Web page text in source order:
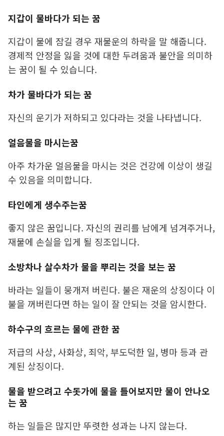
지갑이 물바다가 되는 꿈
지갑이 물에 잠길 경우 재물운의 하락을 말 해줍니다.
경제적 안정을 잃을 것에 대한 두려움과 불안을 의미하
는 꿈이 될 수 있습니다.
차가 물바다가 되는 꿈
자신의 운기가 저하되고 있다라는 것을 나타냅니다.
얼음물을 마시는꿈
아주 차가운 얼음물을 마시는 것은 건강에 이상이 생길
수 있음을 의미합니다.
타인에게 생수주는꿈
좋지 않은 꿈입니다. 자신의 권리를 남에게 넘겨주거나,
재물에 손실을 입게 될 징조입니다.
소방차나 살수차가 물을 뿌리는 것을 보는 꿈
바라는 일들이 뭉개져 버린다. 불은 재운의 상징이다 이
불을 꺼버린다면 하는 일이 잘 안되는 것을 암시한다.
하수구의 흐르는 물에 관한 꿈
저급의 사상, 사화상, 죄악, 부도덕한 일, 병마 등과 관
계된 상징이다.
물을 받으려고 수돗가에 물을 틀어보지만 물이 안나오
는 꿈
하는 일들은 많지만 뚜렷한 성과는 나지 않는다.